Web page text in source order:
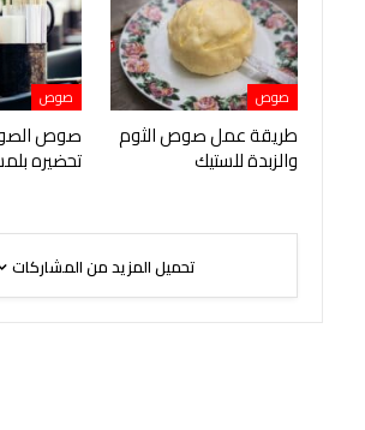
صوص
طريقة عمل صوص الثوم
والزبدة للستيك
صوص
صوص
تحضيره
تحميل المزيد من المشاركات